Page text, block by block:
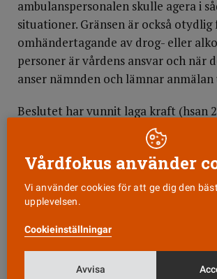
ambulanspersonalen skulle agera i
situationer. Gränsen är också
omhändertagande av drog- eller
personer är vårdens ansvar och när
anser nämnden och lämnar
Beslutet har vunnit laga kraft (hsan
Kommentar: Han sågs som en
– Min tolkning är att de såg en
våldsbenägen missbrukare och
honom till dem som är
förståeligt fast det förstås var fel,
Wirbing, chefssjuksköterska och
inom Beroendecentrum Stockholm.
Vårdfokus använder
Vi använder cookies för att ge dig den
upplevelsen.
Cookieinställningar
Avvisa